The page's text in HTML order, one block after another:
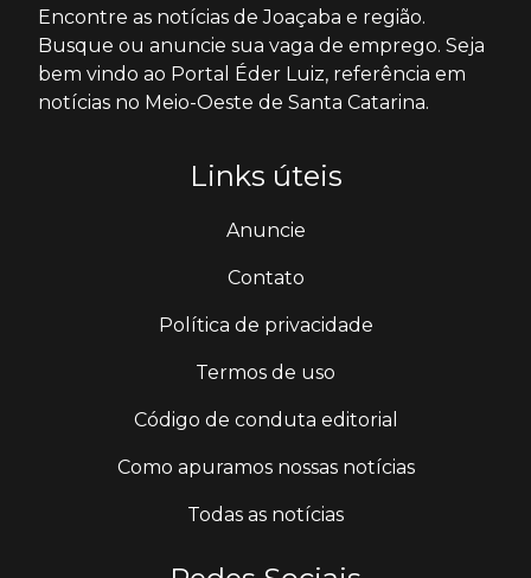
Encontre as notícias de Joaçaba e região.
Busque ou anuncie sua vaga de emprego. Seja
bem vindo ao Portal Éder Luiz, referência em
notícias no Meio-Oeste de Santa Catarina.
Links úteis
Anuncie
Contato
Política de privacidade
Termos de uso
Código de conduta editorial
Como apuramos nossas notícias
Todas as notícias